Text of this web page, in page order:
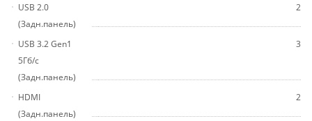
USB 2.0
(Задн.панель)
2
USB 3.2 Gen1
5Гб/с
(Задн.панель)
3
HDMI
(Задн.панель)
2